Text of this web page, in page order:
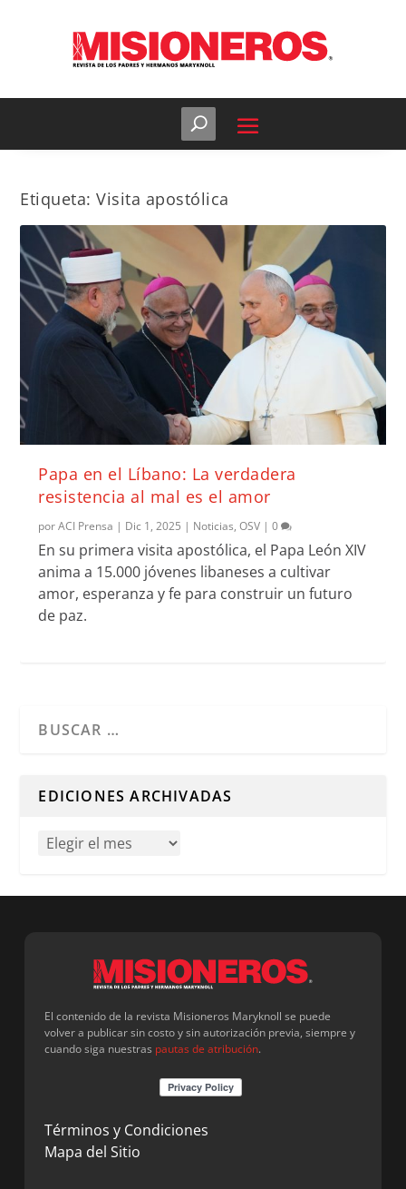
Etiqueta:Visita apostólica
Papa en el Líbano: La verdadera
resistencia al mal es el amor
porACI Prensa | Dic 1, 2025 | Noticias,OSV |0
En su primera visita apostólica, el Papa León XIV
anima a 15.000 jóvenes libaneses a cultivar
amor, esperanza y fe para construir un futuro
de paz.
EDICIONES ARCHIVADAS
El contenido de la revista Misioneros Maryknoll se puede
volver a publicar sin costo y sin autorización previa, siempre y
cuando siga nuestras pautas de atribución.
Términos y Condiciones
Mapa del Sitio